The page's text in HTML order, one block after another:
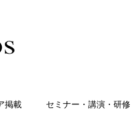
掲載 セミナー・講演・研修